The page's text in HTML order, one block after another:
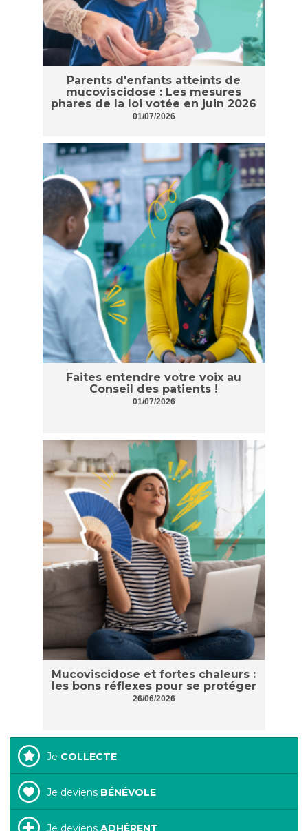
Parents d'enfants atteints de
mucoviscidose : Les mesures
phares de la loi votée en juin 2026
01/07/2026
Faites entendre votre voix au
Conseil des patients !
01/07/2026
Mucoviscidose et fortes chaleurs :
les bons réflexes pour se protéger
26/06/2026
Je COLLECTE
Je deviens BÉNÉVOLE
Je deviens ADHÉRENT